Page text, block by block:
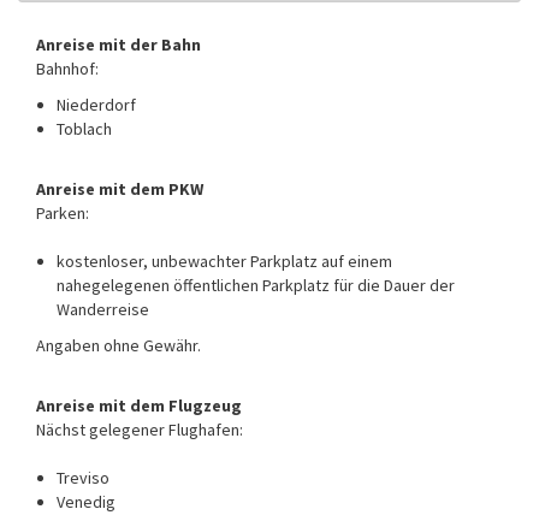
Anreise mit der Bahn
Bahnhof:
Niederdorf
Toblach
Anreise mit dem PKW
Parken:
kostenloser, unbewachter Parkplatz auf einem
nahegelegenen öffentlichen Parkplatz für die Dauer der
Wanderreise
Angaben ohne Gewähr.
Anreise mit dem Flugzeug
Nächst gelegener Flughafen:
Treviso
Venedig